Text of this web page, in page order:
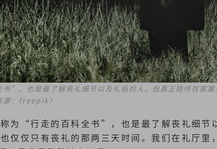
”，也是最了解丧礼细节以及礼俗的人，但真正陪伴在家
源：freepik）
为“行走的百科全书”，也是最了解丧礼细节
仅仅只有丧礼的那两三天时间。我们在礼厅里